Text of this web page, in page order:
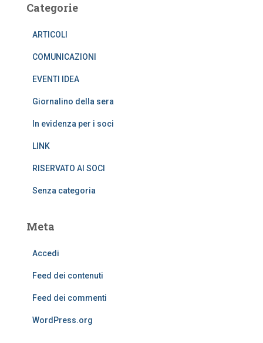
Categorie
ARTICOLI
COMUNICAZIONI
EVENTI IDEA
Giornalino della sera
In evidenza per i soci
LINK
RISERVATO AI SOCI
Senza categoria
Meta
Accedi
Feed dei contenuti
Feed dei commenti
WordPress.org